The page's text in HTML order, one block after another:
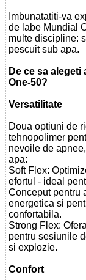
Imbunatatiti-va
de labe Mundial
multe discipline:
pescuit sub apa.
De ce sa alegeti
One-50?
Versatilitate
Doua optiuni de
tehnopolimer
nevoile de
apa:
Soft Flex:
efortul - ideal
Conceput pentru
energetica si
confortabila.
Strong Flex:
pentru sesiunile
si explozie.
Confort